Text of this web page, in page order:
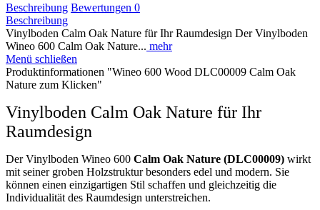
Beschreibung Bewertungen 0
Beschreibung
Vinylboden Calm Oak Nature für Ihr Raumdesign Der Vinylboden
Wineo 600 Calm Oak Nature... mehr
Menü schließen
Produktinformationen "Wineo 600 Wood DLC00009 Calm Oak
Nature zum Klicken"
Vinylboden Calm Oak Nature für Ihr
Raumdesign
Der Vinylboden Wineo 600 Calm Oak Nature (DLC00009) wirkt
mit seiner groben Holzstruktur besonders edel und modern. Sie
können einen einzigartigen Stil schaffen und gleichzeitig die
Individualität des Raumdesign unterstreichen.